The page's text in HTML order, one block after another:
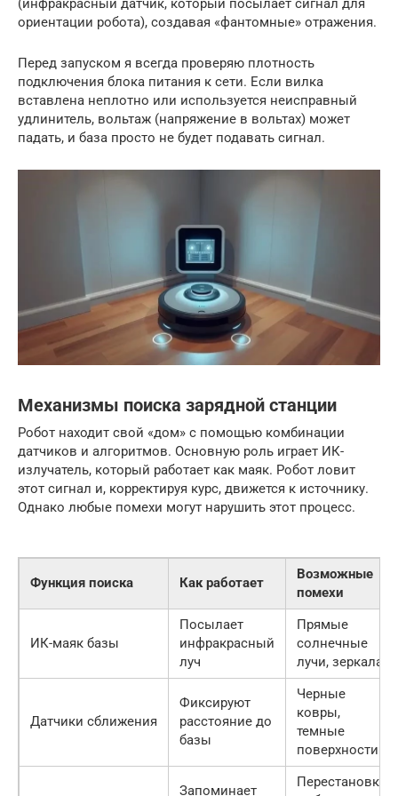
(инфракрасный датчик, который посылает сигнал для
ориентации робота), создавая «фантомные» отражения.
Перед запуском я всегда проверяю плотность
подключения блока питания к сети. Если вилка
вставлена неплотно или используется неисправный
удлинитель, вольтаж (напряжение в вольтах) может
падать, и база просто не будет подавать сигнал.
Механизмы поиска зарядной станции
Робот находит свой «дом» с помощью комбинации
датчиков и алгоритмов. Основную роль играет ИК-
излучатель, который работает как маяк. Робот ловит
этот сигнал и, корректируя курс, движется к источнику.
Однако любые помехи могут нарушить этот процесс.
Функция поиска Как работает
Возможные
помехи
ИК-маяк базы
Посылает
инфракрасный
луч
Прямые
солнечные
лучи, зеркала
Датчики сближения
Фиксируют
расстояние до
базы
Черные
ковры,
темные
поверхности
Запоминает
Перестановка